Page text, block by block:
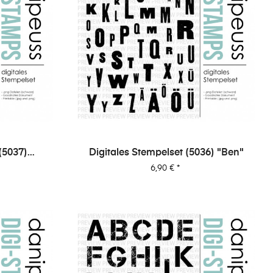
Digitales Stempelset (5036) "Ben"
Preis
6,90 €*